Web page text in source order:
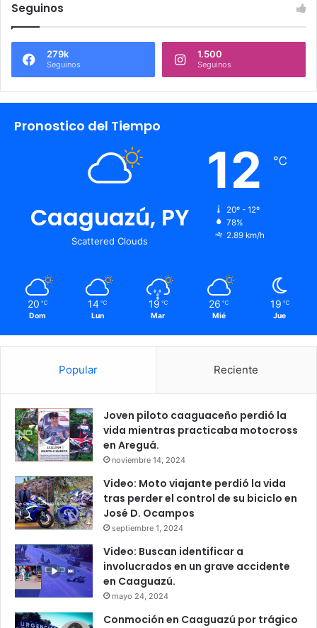
Seguinos
279k
Seguinos
1.500
Seguinos
Pronostico del Tiempo
Caaguazú, PY
Scattered Clouds
12 ℃
20º - 12º
78%
2.89 km/h
20 ℃
Dom
14 ℃
Lun
19 ℃
Mar
26 ℃
Mié
19 ℃
Jue
Popular Reciente
Joven piloto caaguaceño perdió la
vida mientras practicaba motocross
en Areguá.
noviembre 14, 2024
Video: Moto viajante perdió la vida
tras perder el control de su biciclo en
José D. Ocampos
septiembre 1, 2024
Video: Buscan identificar a
involucrados en un grave accidente
en Caaguazú.
mayo 24, 2024
Conmoción en Caaguazú por trágico